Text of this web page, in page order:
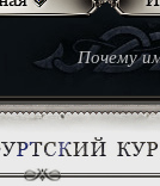
Почему